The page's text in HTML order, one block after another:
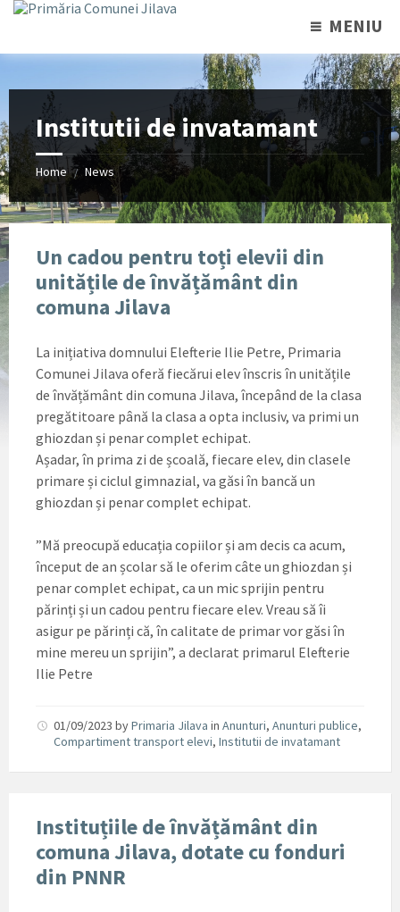
MENIU
Institutii de invatamant
Home / News
Un cadou pentru toți elevii din
unitățile de învățământ din
comuna Jilava
La inițiativa domnului Elefterie Ilie Petre, Primaria
Comunei Jilava oferă fiecărui elev înscris în unitățile
de învățământ din comuna Jilava, începând de la clasa
pregătitoare până la clasa a opta inclusiv, va primi un
ghiozdan și penar complet echipat.
Așadar, în prima zi de școală, fiecare elev, din clasele
primare și ciclul gimnazial, va găsi în bancă un
ghiozdan și penar complet echipat.
”Mă preocupă educația copiilor și am decis ca acum,
început de an școlar să le oferim câte un ghiozdan și
penar complet echipat, ca un mic sprijin pentru
părinți și un cadou pentru fiecare elev. Vreau să îi
asigur pe părinți că, în calitate de primar vor găsi în
mine mereu un sprijin”, a declarat primarul Elefterie
Ilie Petre
01/09/2023 byPrimaria Jilava in Anunturi, Anunturi publice,
Compartiment transport elevi, Institutii de invatamant
Instituțiile de învățământ din
comuna Jilava, dotate cu fonduri
din PNNR